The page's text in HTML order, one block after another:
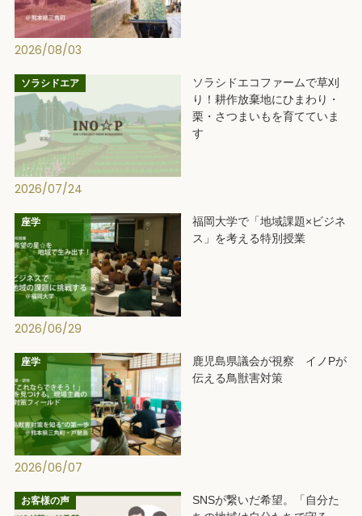
2026/08/03
ソラシドエア
ソラシドエコファームで草刈
り！耕作放棄地にひまわり・
栗・さつまいもを育てていま
す
2026/07/24
座学
福岡大学で「地域課題×ビジネ
ス」を考える特別授業
2026/06/29
座学
鹿児島県議会が視察 イノPが
伝える鳥獣害対策
2026/06/07
お客様の声
SNSが繋いだ希望。「自分た